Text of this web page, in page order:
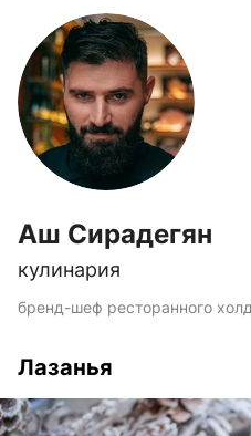
Аш Сирадегян
кулинария
бренд-шеф ресторанного
Лазанья